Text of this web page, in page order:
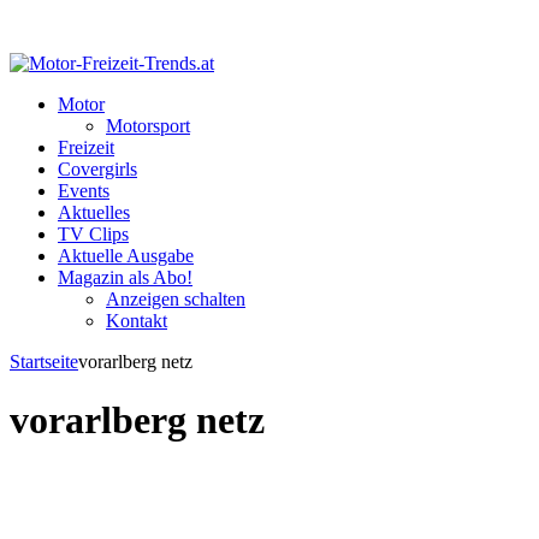
Motor
Motorsport
Freizeit
Covergirls
Events
Aktuelles
TV Clips
Aktuelle Ausgabe
Magazin als Abo!
Anzeigen schalten
Kontakt
Startseitevorarlberg netz
vorarlberg netz